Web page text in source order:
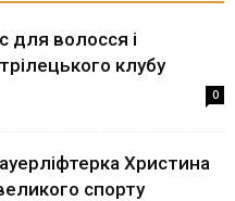
для волосся і
клубу
0
Христина
спорту